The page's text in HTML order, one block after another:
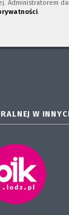
Administratorem
.
W